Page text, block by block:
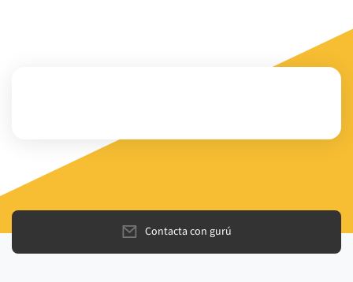
Contacta con gurú